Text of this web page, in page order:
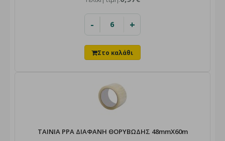
- +
TAINIA PPA ΔΙΑΦΑΝΗ ΘΟΡΥΒΩΔΗΣ 48mmX60m